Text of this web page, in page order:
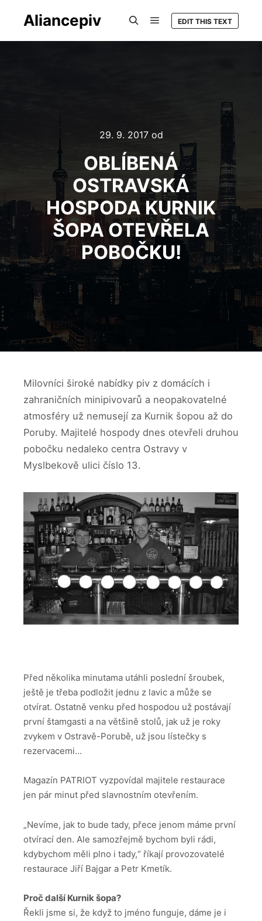
Aliancepiv EDIT THIS TEXT
29. 9. 2017od
OBLÍBENÁ
OSTRAVSKÁ
HOSPODA KURNIK
ŠOPA OTEVŘELA
POBOČKU!
Milovníci široké nabídky piv z domácích i
zahraničních minipivovarů a neopakovatelné
atmosféry už nemusejí za Kurnik šopou až do
Poruby. Majitelé hospody dnes otevřeli druhou
pobočku nedaleko centra Ostravy v
Myslbekově ulici číslo 13.
Před několika minutama utáhli poslední šroubek,
ještě je třeba podložit jednu z lavic a může se
otvírat. Ostatně venku před hospodou už postávají
první štamgasti a na většině stolů, jak už je roky
zvykem v Ostravě-Porubě, už jsou lístečky s
rezervacemi…
Magazín PATRIOT vyzpovídal majitele restaurace
jen pár minut před slavnostním otevřením.
„Nevíme, jak to bude tady, přece jenom máme první
otvírací den. Ale samozřejmě bychom byli rádi,
kdybychom měli plno i tady,“ říkají provozovatelé
restaurace Jiří Bajgar a Petr Kmetík.
Proč další Kurnik šopa?
Řekli jsme si, že když to jméno funguje, dáme je i